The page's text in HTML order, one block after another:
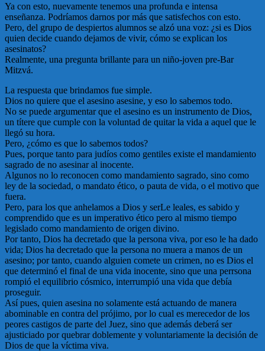
Ya con esto, nuevamente tenemos una profunda e intensa
enseñanza. Podríamos darnos por más que satisfechos con esto.
Pero, del grupo de despiertos alumnos se alzó una voz: ¿si es Dios
quien decide cuando dejamos de vivir, cómo se explican los
asesinatos?
Realmente, una pregunta brillante para un niño-joven pre-Bar
Mitzvá.
La respuesta que brindamos fue simple.
Dios no quiere que el asesino asesine, y eso lo sabemos todo.
No se puede argumentar que el asesino es un instrumento de Dios,
un títere que cumple con la voluntad de quitar la vida a aquel que le
llegó su hora.
Pero, ¿cómo es que lo sabemos todos?
Pues, porque tanto para judíos como gentiles existe el mandamiento
sagrado de no asesinar al inocente.
Algunos no lo reconocen como mandamiento sagrado, sino como
ley de la sociedad, o mandato ético, o pauta de vida, o el motivo que
fuera.
Pero, para los que anhelamos a Dios y serLe leales, es sabido y
comprendido que es un imperativo ético pero al mismo tiempo
legislado como mandamiento de origen divino.
Por tanto, Dios ha decretado que la persona viva, por eso le ha dado
vida; Dios ha decretado que la persona no muera a manos de un
asesino; por tanto, cuando alguien comete un crimen, no es Dios el
que determinó el final de una vida inocente, sino que una perrsona
rompió el equilibrio cósmico, interrumpió una vida que debía
proseguir.
Así pues, quien asesina no solamente está actuando de manera
abominable en contra del prójimo, por lo cual es merecedor de los
peores castigos de parte del Juez, sino que además deberá ser
ajusticiado por quebrar doblemente y voluntariamente la decisión de
Dios de que la víctima viva.